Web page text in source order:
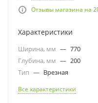
Отзывы магазина на
Характеристики
Ширина, мм — 770
Глубина, мм — 200
Тип — Врезная
Все характеристики